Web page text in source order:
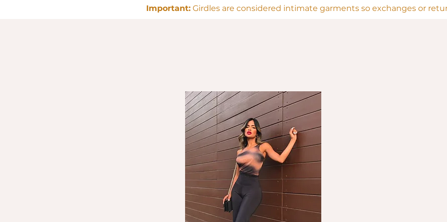
Important: Girdles are considered intimate garments so exchanges or